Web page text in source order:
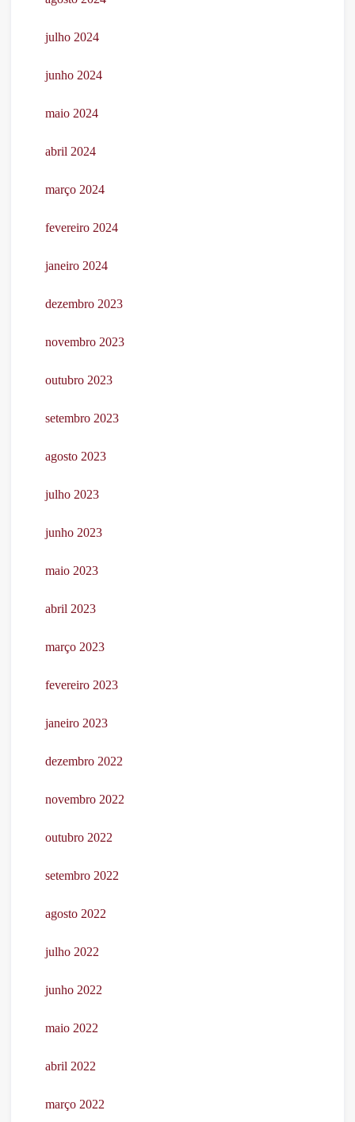
julho 2024
junho 2024
maio 2024
abril 2024
março 2024
fevereiro 2024
janeiro 2024
dezembro 2023
novembro 2023
outubro 2023
setembro 2023
agosto 2023
julho 2023
junho 2023
maio 2023
abril 2023
março 2023
fevereiro 2023
janeiro 2023
dezembro 2022
novembro 2022
outubro 2022
setembro 2022
agosto 2022
julho 2022
junho 2022
maio 2022
abril 2022
março 2022